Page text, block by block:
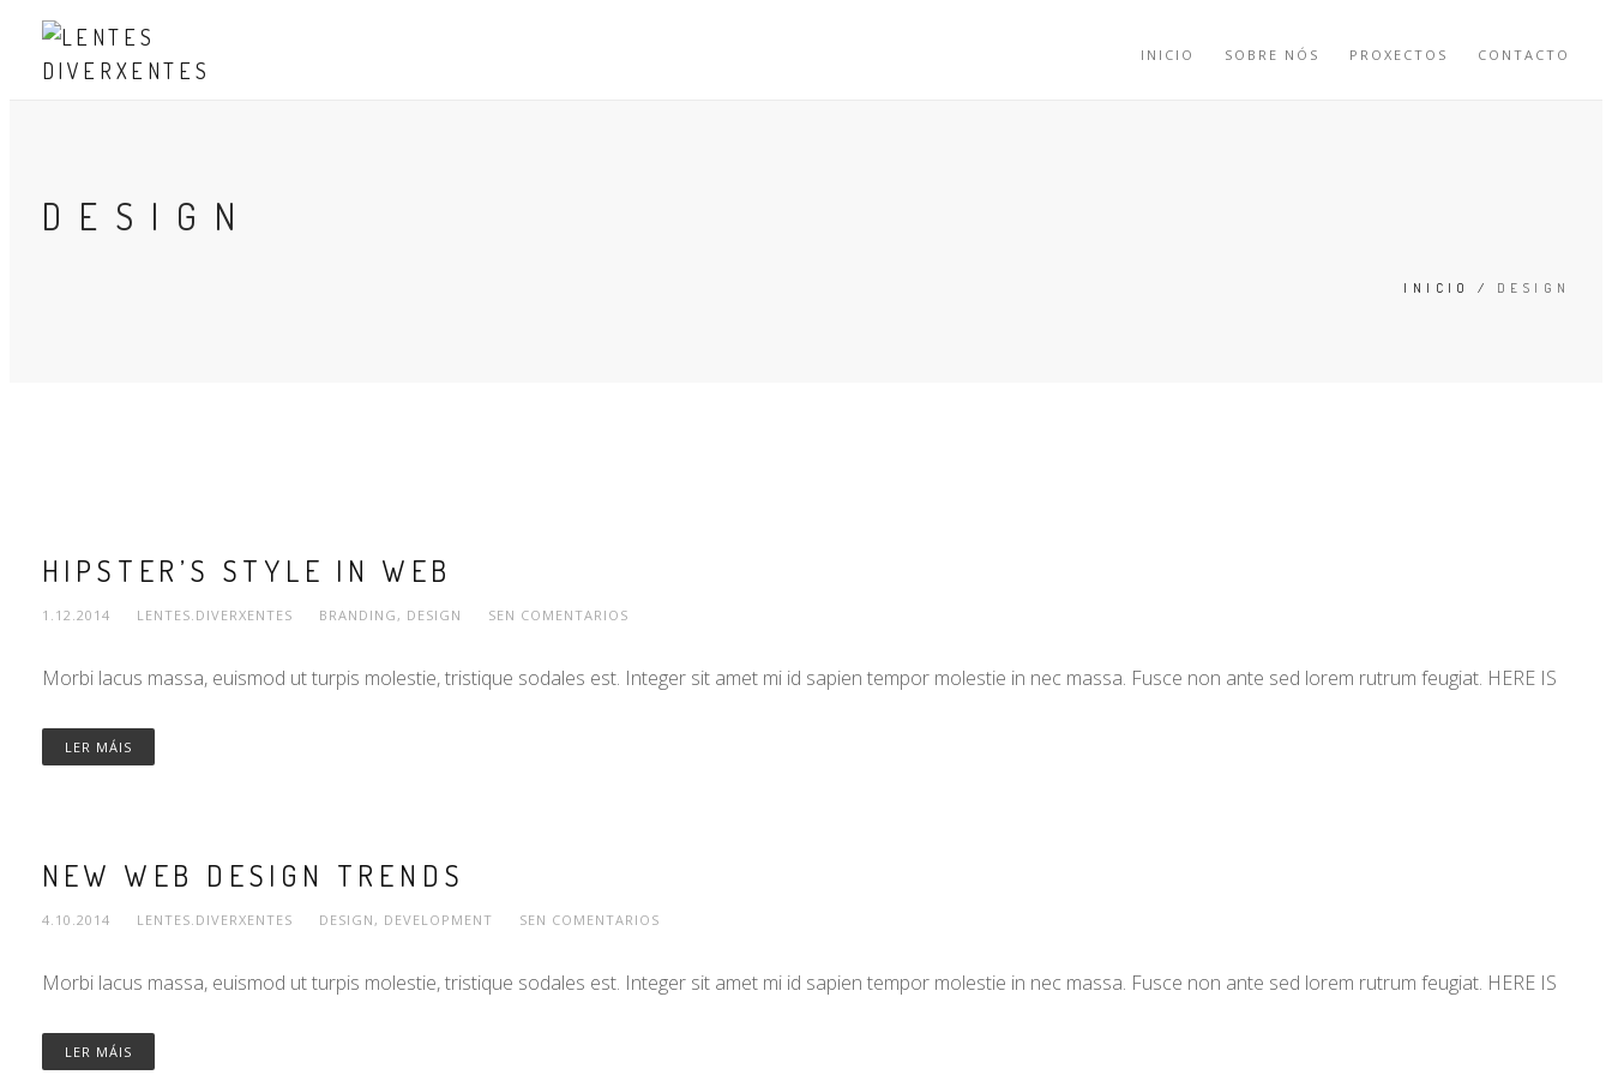
INICIO SOBRE NÓS PROXECTOS CONTACTO
DESIGN
INICIO / DESIGN
HIPSTER’S STYLE IN WEB
1.12.2014 LENTES.DIVERXENTES BRANDING , DESIGN SEN COMENTARIOS
Morbi lacus massa, euismod ut turpis molestie, tristique sodales est. Integer sit amet mi id sapien tempor molestie in nec massa. Fusce non ante sed lorem rutrum feugiat. HERE IS
LER MÁIS
NEW WEB DESIGN TRENDS
4.10.2014 LENTES.DIVERXENTES DESIGN , DEVELOPMENT SEN COMENTARIOS
Morbi lacus massa, euismod ut turpis molestie, tristique sodales est. Integer sit amet mi id sapien tempor molestie in nec massa. Fusce non ante sed lorem rutrum feugiat. HERE IS
LER MÁIS